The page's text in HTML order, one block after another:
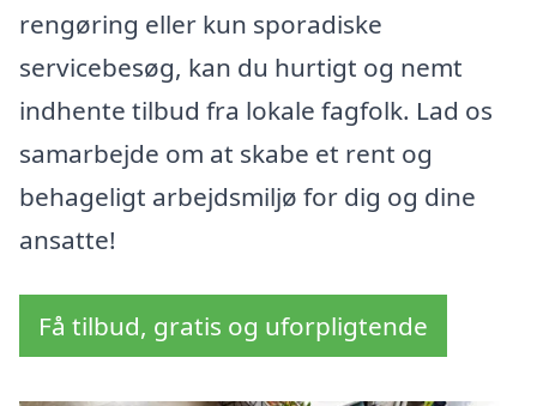
rengøring eller kun sporadiske
servicebesøg, kan du hurtigt og nemt
indhente tilbud fra lokale fagfolk. Lad os
samarbejde om at skabe et rent og
behageligt arbejdsmiljø for dig og dine
ansatte!
Få tilbud, gratis og uforpligtende